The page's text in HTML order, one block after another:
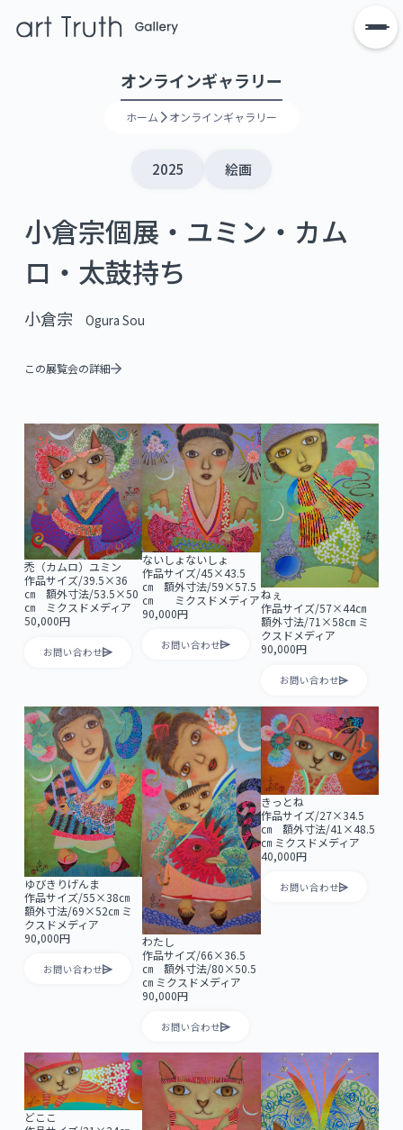
オンラインギャラリー
ホーム オンラインギャラリー
2025 絵画
小倉宗個展・ユミン・カム
ロ・太鼓持ち
小倉宗 Ogura Sou
この展覧会の詳細
禿（カムロ）ユミン
作品サイズ/39.5×36
㎝ 額外寸法/53.5×50
㎝ ミクスドメディア
50,000円
お問い合わせ
ないしょないしょ
作品サイズ/45×43.5
㎝ 額外寸法/59×57.5
㎝ ミクスドメディア
90,000円
お問い合わせ
ねぇ
作品サイズ/57×44㎝
額外寸法/71×58㎝ ミ
クスドメディア
90,000円
お問い合わせ
ゆびきりげんま
作品サイズ/55×38㎝
額外寸法/69×52㎝ ミ
クスドメディア
90,000円
お問い合わせ
わたし
作品サイズ/66×36.5
㎝ 額外寸法/80×50.5
㎝ ミクスドメディア
90,000円
お問い合わせ
きっとね
作品サイズ/27×34.5
㎝ 額外寸法/41×48.5
㎝ ミクスドメディア
40,000円
お問い合わせ
どここ